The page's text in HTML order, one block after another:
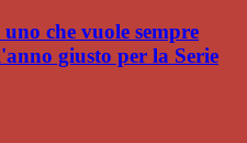
che vuole sempre
giusto per la Serie